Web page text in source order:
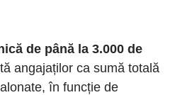
de până la 3.000 de
angajaților ca sumă totală
în funcție de